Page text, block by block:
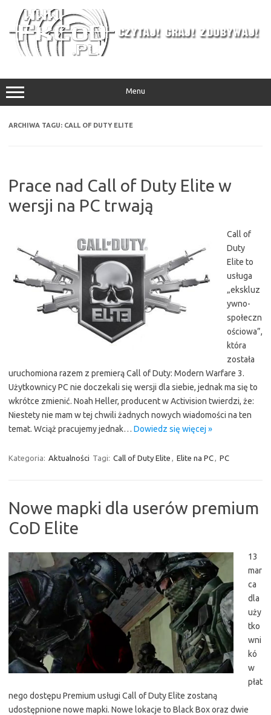
treści
Menu
ARCHIWA TAGU: CALL OF DUTY ELITE
Prace nad Call of Duty Elite w
wersji na PC trwają
Call of
Duty
Elite to
usługa
„ekskluz
ywno-
społeczn
ościowa”,
która
została
uruchomiona razem z premierą Call of Duty: Modern Warfare 3.
Użytkownicy PC nie doczekali się wersji dla siebie, jednak ma się to
wkrótce zmienić. Noah Heller, producent w Activision twierdzi, że:
Niestety nie mam w tej chwili żadnych nowych wiadomości na ten
temat. Wciąż pracujemy jednak… Dowiedz się więcej »
Kategoria: Aktualności Tagi: Call of Duty Elite Elite na PC PC
Nowe mapki dla userów premium
CoD Elite
13
mar
ca
dla
uży
tko
wni
kó
w
płat
nego dostępu Premium usługi Call of Duty Elite zostaną
udostępnione nowe mapki. Nowe lokacje to Black Box oraz dwie